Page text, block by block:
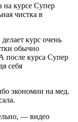
на курсе Супер
чистка в
курс очень
обычно
после курса Супер
себя
экономии на мед.
— видео